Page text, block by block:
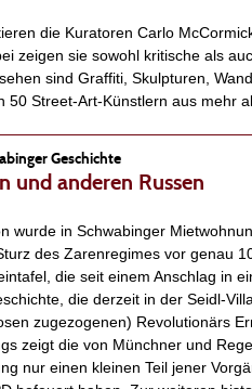
die Kuratoren Carlo
zeigen sie sowohl kritische als
sind Graffiti, Skulpturen,
50 Street-Art-Künstlern aus
Geschichte
und anderen Russen
wurde in Schwabinger
des Zarenregimes vor genau
die seit einem Anschlag in
die derzeit in der Seidl-
zugezogenen) Revolutionärs
zeigt die von Münchner und
nur einen kleinen Teil jener